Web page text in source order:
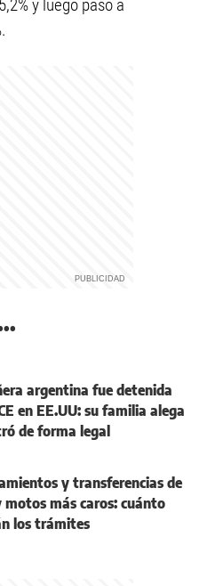
y luego pasó a
argentina fue detenida
en EE.UU: su familia alega
de forma legal
y transferencias de
motos más caros: cuánto
los trámites